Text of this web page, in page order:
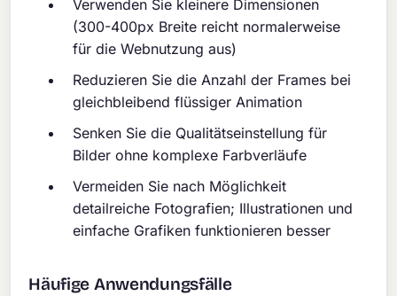
Verwenden Sie kleinere Dimensionen
(300-400px Breite reicht normalerweise
für die Webnutzung aus)
Reduzieren Sie die Anzahl der Frames bei
gleichbleibend flüssiger Animation
Senken Sie die Qualitätseinstellung für
Bilder ohne komplexe Farbverläufe
Vermeiden Sie nach Möglichkeit
detailreiche Fotografien; Illustrationen und
einfache Grafiken funktionieren besser
Häufige Anwendungsfälle